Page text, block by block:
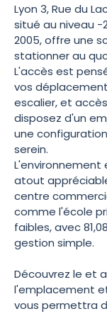
Lyon 3, Rue du
situé au niveau -
2005, offre une
stationner au
L'accès est
vos
escalier, et
disposez d'un
une
serein.
atout
centre
comme l'école
faibles, avec
gestion simple.
Découvrez le et
l'emplacement
vous permettra